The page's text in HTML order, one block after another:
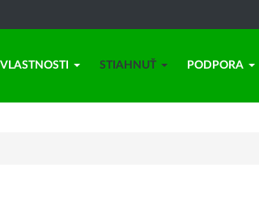
VLASTNOSTI STIAHNUŤ PODPORA